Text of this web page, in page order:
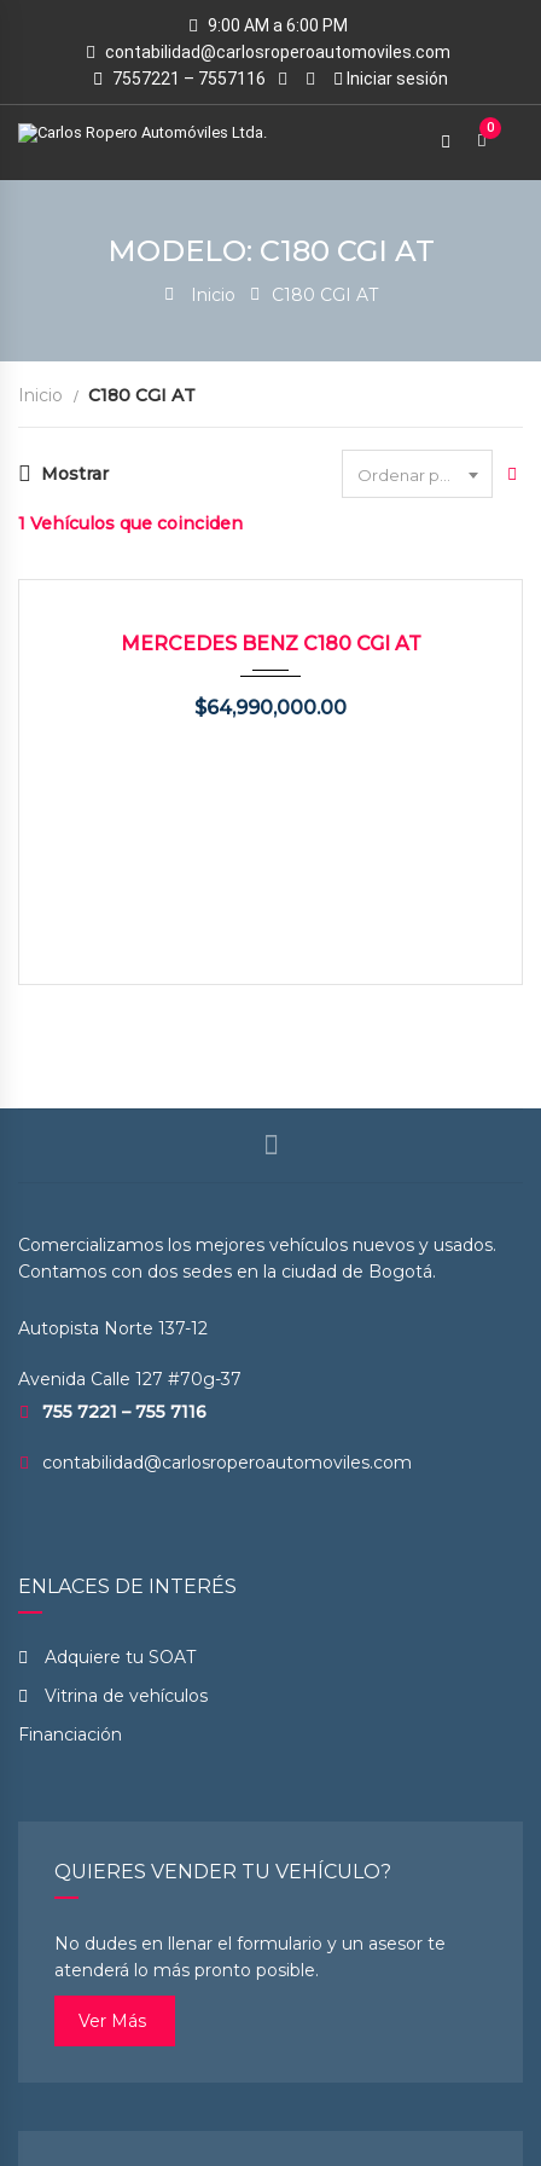
9:00 AM a 6:00 PM
contabilidad@carlosroperoautomoviles.com
7557221 – 7557116
Iniciar sesión
0
MODELO: C180 CGI AT
Inicio C180 CGI AT
Inicio C180 CGI AT
Mostrar
1 Vehículos que coinciden
MERCEDES BENZ C180 CGI AT
$64,990,000.00
Comercializamos los mejores vehículos nuevos y usados.
Contamos con dos sedes en la ciudad de Bogotá.
Autopista Norte 137-12
Avenida Calle 127 #70g-37
755 7221 – 755 7116
contabilidad@carlosroperoautomoviles.com
ENLACES DE INTERÉS
Adquiere tu SOAT
Vitrina de vehículos
Financiación
QUIERES VENDER TU VEHÍCULO?
No dudes en llenar el formulario y un asesor te
atenderá lo más pronto posible.
Ver Más